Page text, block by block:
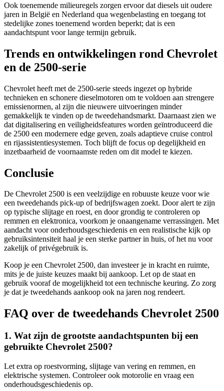
Ook toenemende milieuregels zorgen ervoor dat diesels uit oudere
jaren in België en Nederland qua wegenbelasting en toegang tot
stedelijke zones toenemend worden beperkt; dat is een
aandachtspunt voor lange termijn gebruik.
Trends en ontwikkelingen rond Chevrolet
en de 2500-serie
Chevrolet heeft met de 2500-serie steeds ingezet op hybride
technieken en schonere dieselmotoren om te voldoen aan strengere
emissienormen, al zijn die nieuwere uitvoeringen minder
gemakkelijk te vinden op de tweedehandsmarkt. Daarnaast zien we
dat digitalisering en veiligheidsfeatures worden geïntroduceerd die
de 2500 een modernere edge geven, zoals adaptieve cruise control
en rijassistentiesystemen. Toch blijft de focus op degelijkheid en
inzetbaarheid de voornaamste reden om dit model te kiezen.
Conclusie
De Chevrolet 2500 is een veelzijdige en robuuste keuze voor wie
een tweedehands pick-up of bedrijfswagen zoekt. Door alert te zijn
op typische slijtage en roest, en door grondig te controleren op
remmen en elektronica, voorkom je onaangename verrassingen. Met
aandacht voor onderhoudsgeschiedenis en een realistische kijk op
gebruiksintensiteit haal je een sterke partner in huis, of het nu voor
zakelijk of privégebruik is.
Koop je een Chevrolet 2500, dan investeer je in kracht en ruimte,
mits je de juiste keuzes maakt bij aankoop. Let op de staat en
gebruik vooraf de mogelijkheid tot een technische keuring. Zo zorg
je dat je tweedehands aankoop ook na jaren nog rendeert.
FAQ over de tweedehands Chevrolet 2500
1. Wat zijn de grootste aandachtspunten bij een
gebruikte Chevrolet 2500?
Let extra op roestvorming, slijtage van vering en remmen, en
elektrische systemen. Controleer ook motorolie en vraag een
onderhoudsgeschiedenis op.